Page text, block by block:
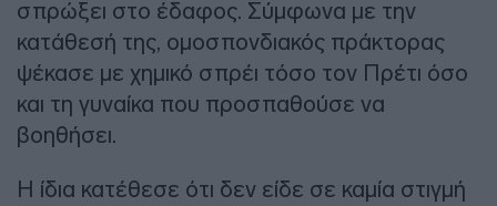
σπρώξει στο έδαφος. Σύμφωνα με την
κατάθεσή της, ομοσπονδιακός πράκτορας
ψέκασε με χημικό σπρέι τόσο τον Πρέτι όσο
και τη γυναίκα που προσπαθούσε να
βοηθήσει.
Η ίδια κατέθεσε ότι δεν είδε σε καμία στιγμή